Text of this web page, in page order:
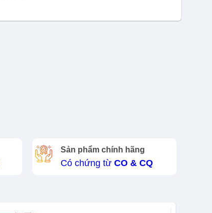
Sản phẩm chính hãng
Có chứng từ CO & CQ